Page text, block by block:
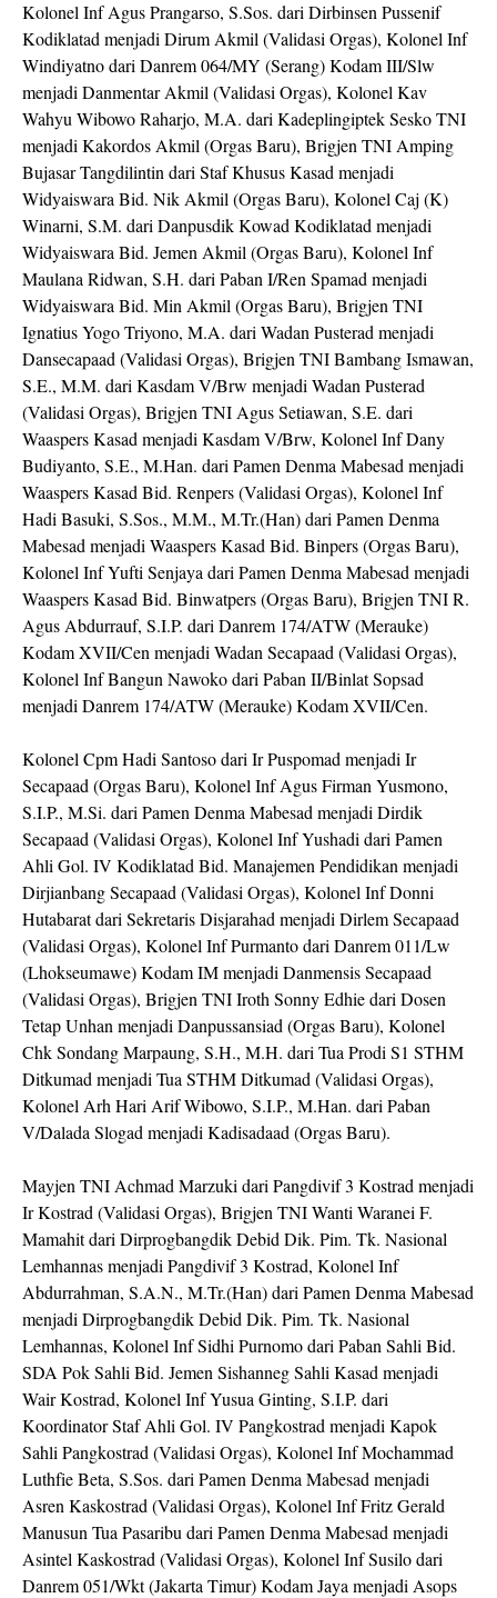
Kolonel Inf Agus Prangarso, S.Sos. dari Dirbinsen Pussenif
Kodiklatad menjadi Dirum Akmil (Validasi Orgas), Kolonel Inf
Windiyatno dari Danrem 064/MY (Serang) Kodam III/Slw
menjadi Danmentar Akmil (Validasi Orgas), Kolonel Kav
Wahyu Wibowo Raharjo, M.A. dari Kadeplingiptek Sesko TNI
menjadi Kakordos Akmil (Orgas Baru), Brigjen TNI Amping
Bujasar Tangdilintin dari Staf Khusus Kasad menjadi
Widyaiswara Bid. Nik Akmil (Orgas Baru), Kolonel Caj (K)
Winarni, S.M. dari Danpusdik Kowad Kodiklatad menjadi
Widyaiswara Bid. Jemen Akmil (Orgas Baru), Kolonel Inf
Maulana Ridwan, S.H. dari Paban I/Ren Spamad menjadi
Widyaiswara Bid. Min Akmil (Orgas Baru), Brigjen TNI
Ignatius Yogo Triyono, M.A. dari Wadan Pusterad menjadi
Dansecapaad (Validasi Orgas), Brigjen TNI Bambang Ismawan,
S.E., M.M. dari Kasdam V/Brw menjadi Wadan Pusterad
(Validasi Orgas), Brigjen TNI Agus Setiawan, S.E. dari
Waaspers Kasad menjadi Kasdam V/Brw, Kolonel Inf Dany
Budiyanto, S.E., M.Han. dari Pamen Denma Mabesad menjadi
Waaspers Kasad Bid. Renpers (Validasi Orgas), Kolonel Inf
Hadi Basuki, S.Sos., M.M., M.Tr.(Han) dari Pamen Denma
Mabesad menjadi Waaspers Kasad Bid. Binpers (Orgas Baru),
Kolonel Inf Yufti Senjaya dari Pamen Denma Mabesad menjadi
Waaspers Kasad Bid. Binwatpers (Orgas Baru), Brigjen TNI R.
Agus Abdurrauf, S.I.P. dari Danrem 174/ATW (Merauke)
Kodam XVII/Cen menjadi Wadan Secapaad (Validasi Orgas),
Kolonel Inf Bangun Nawoko dari Paban II/Binlat Sopsad
menjadi Danrem 174/ATW (Merauke) Kodam XVII/Cen.
Kolonel Cpm Hadi Santoso dari Ir Puspomad menjadi Ir
Secapaad (Orgas Baru), Kolonel Inf Agus Firman Yusmono,
S.I.P., M.Si. dari Pamen Denma Mabesad menjadi Dirdik
Secapaad (Validasi Orgas), Kolonel Inf Yushadi dari Pamen
Ahli Gol. IV Kodiklatad Bid. Manajemen Pendidikan menjadi
Dirjianbang Secapaad (Validasi Orgas), Kolonel Inf Donni
Hutabarat dari Sekretaris Disjarahad menjadi Dirlem Secapaad
(Validasi Orgas), Kolonel Inf Purmanto dari Danrem 011/Lw
(Lhokseumawe) Kodam IM menjadi Danmensis Secapaad
(Validasi Orgas), Brigjen TNI Iroth Sonny Edhie dari Dosen
Tetap Unhan menjadi Danpussansiad (Orgas Baru), Kolonel
Chk Sondang Marpaung, S.H., M.H. dari Tua Prodi S1 STHM
Ditkumad menjadi Tua STHM Ditkumad (Validasi Orgas),
Kolonel Arh Hari Arif Wibowo, S.I.P., M.Han. dari Paban
V/Dalada Slogad menjadi Kadisadaad (Orgas Baru).
Mayjen TNI Achmad Marzuki dari Pangdivif 3 Kostrad menjadi
Ir Kostrad (Validasi Orgas), Brigjen TNI Wanti Waranei F.
Mamahit dari Dirprogbangdik Debid Dik. Pim. Tk. Nasional
Lemhannas menjadi Pangdivif 3 Kostrad, Kolonel Inf
Abdurrahman, S.A.N., M.Tr.(Han) dari Pamen Denma Mabesad
menjadi Dirprogbangdik Debid Dik. Pim. Tk. Nasional
Lemhannas, Kolonel Inf Sidhi Purnomo dari Paban Sahli Bid.
SDA Pok Sahli Bid. Jemen Sishanneg Sahli Kasad menjadi
Wair Kostrad, Kolonel Inf Yusua Ginting, S.I.P. dari
Koordinator Staf Ahli Gol. IV Pangkostrad menjadi Kapok
Sahli Pangkostrad (Validasi Orgas), Kolonel Inf Mochammad
Luthfie Beta, S.Sos. dari Pamen Denma Mabesad menjadi
Asren Kaskostrad (Validasi Orgas), Kolonel Inf Fritz Gerald
Manusun Tua Pasaribu dari Pamen Denma Mabesad menjadi
Asintel Kaskostrad (Validasi Orgas), Kolonel Inf Susilo dari
Danrem 051/Wkt (Jakarta Timur) Kodam Jaya menjadi Asops